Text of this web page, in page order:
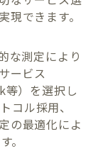
できます。
な測定により
ービス
等）を選択し
コル採用、
の最適化によ
。